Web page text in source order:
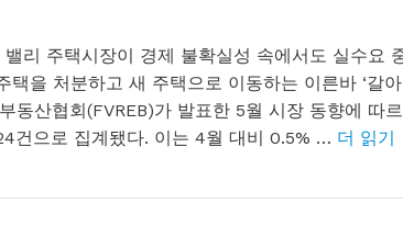
주택시장이 경제 불확실성 속에서도 실수요
을 처분하고 새 주택으로 이동하는 이른바 ‘갈아
동산협회(FVREB)가 발표한 5월 시장 동향에 따르
건으로 집계됐다. 이는 4월 대비 0.5% … 더 읽기